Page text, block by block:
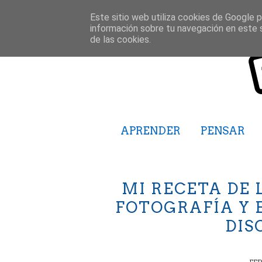
APRENDER PENSAR
MI RECETA DE
FOTOGRAFÍA Y
Este sitio web utiliza cookies de Google
información sobre tu navegación en
de las cookies.